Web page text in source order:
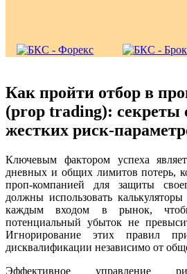
Как пройти отбор в
(prop trading): секреты
жестких риск-
Ключевым фактором успеха
дневных и общих лимитов потерь,
проп-компанией для защиты
должны использовать
каждым входом в рынок,
потенциальный убыток не
Игнорирование этих правил
дисквалификации независимо от
Эффективное управление